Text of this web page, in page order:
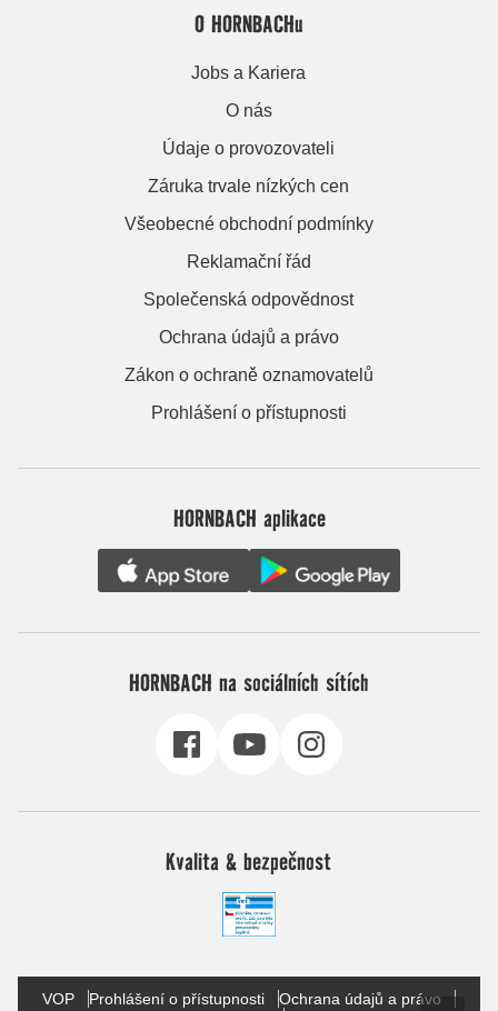
O HORNBACHu
Jobs a Kariera
O nás
Údaje o provozovateli
Záruka trvale nízkých cen
Všeobecné obchodní podmínky
Reklamační řád
Společenská odpovědnost
Ochrana údajů a právo
Zákon o ochraně oznamovatelů
Prohlášení o přístupnosti
HORNBACH aplikace
HORNBACH na sociálních sítích
Kvalita & bezpečnost
VOP Prohlášení o přístupnosti
Ochrana údajů a právo